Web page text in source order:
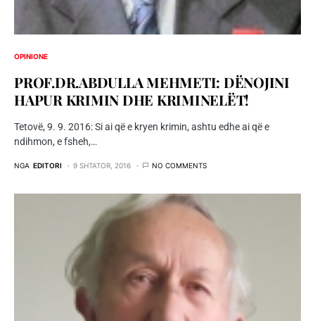
OPINIONE
PROF.DR.ABDULLA MEHMETI: DËNOJINI
HAPUR KRIMIN DHE KRIMINELËT!
Tetovë, 9. 9. 2016: Si ai që e kryen krimin, ashtu edhe ai që e
ndihmon, e fsheh,…
NGA EDITORI 9 SHTATOR, 2016 NO COMMENTS